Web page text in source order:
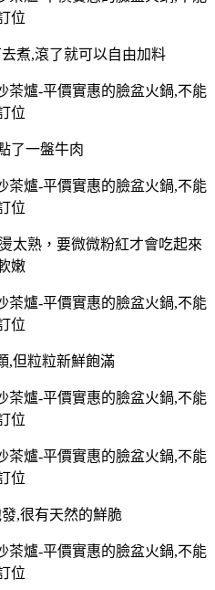
煮,滾了就可以自由加料
了一盤牛肉
太熟，要微微粉紅才會吃起來
嫩
,但粒粒新鮮飽滿
,很有天然的鮮脆